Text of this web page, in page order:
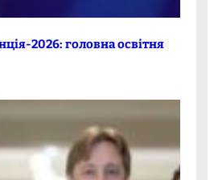
2026: головна освітня